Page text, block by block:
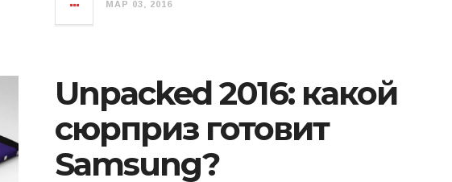
МАР 03, 2016
Unpacked 2016: какой
сюрприз готовит
Samsung?